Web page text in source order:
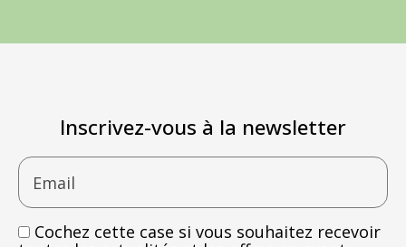
Inscrivez-vous à la newsletter
Email
Cochez cette case si vous souhaitez recevoir